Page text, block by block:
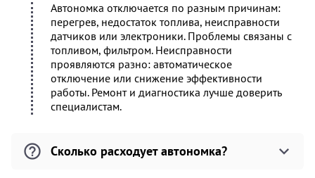
Автономка отключается по разным причинам:
перегрев, недостаток топлива, неисправности
датчиков или электроники. Проблемы связаны с
топливом, фильтром. Неисправности
проявляются разно: автоматическое
отключение или снижение эффективности
работы. Ремонт и диагностика лучше доверить
специалистам.
Сколько расходует автономка?